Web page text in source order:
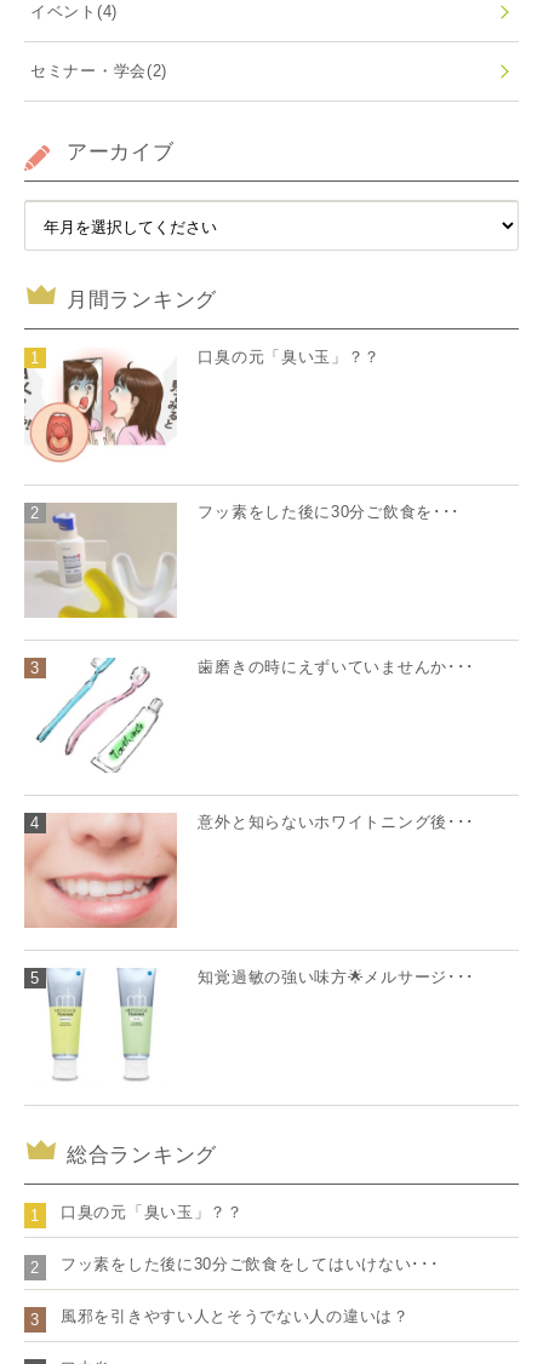
イベント (4)
セミナー・学会(2)
アーカイブ
月間ランキング
1 口臭の元「臭い玉」？？
2 フッ素をした後に30分ご飲食を･･･
3 歯磨きの時にえずいていませんか･･･
4 意外と知らないホワイトニング後･･･
5 知覚過敏の強い味方🌟メルサージ･･･
総合ランキング
1 口臭の元「臭い玉」？？
2 フッ素をした後に30分ご飲食をしてはいけない･･･
3 風邪を引きやすい人とそうでない人の違いは？